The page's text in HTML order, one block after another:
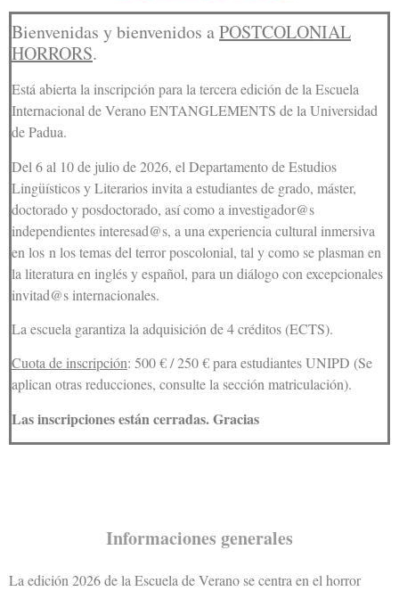
Bienvenidas y bienvenidos aPOSTCOLONIAL
HORRORS.
Está abierta la inscripción para la tercera edición de la Escuela
Internacional de Verano ENTANGLEMENTS de la Universidad
de Padua.
Del 6 al 10 de julio de 2026, el Departamento de Estudios
Lingüísticos y Literarios invita a estudiantes de grado, máster,
doctorado y posdoctorado, así como a investigador@s
independientes interesad@s, a una experiencia cultural inmersiva
en los n los temas del terror poscolonial, tal y como se plasman en
la literatura en inglés y español, para un diálogo con excepcionales
invitad@s internacionales.
La escuela garantiza la adquisición de 4 créditos (ECTS).
Cuota de inscripción: 500 € / 250 € para estudiantes UNIPD (Se
aplican otras reducciones, consulte la sección matriculación).
Las inscripciones están cerradas.Gracias
Informaciones generales
La edición 2026 de la Escuela de Verano se centra en el horror